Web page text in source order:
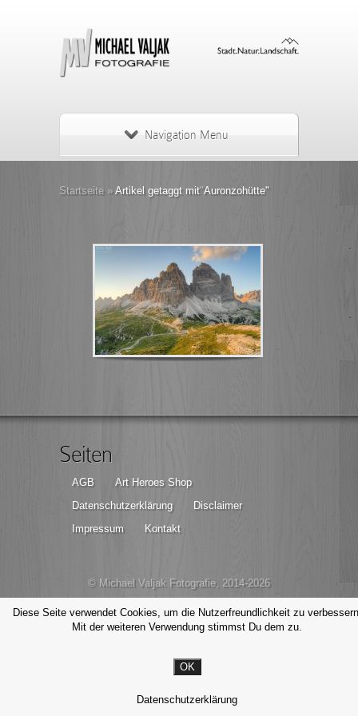
Navigation Menu
Startseite » Artikel getaggt mit"Auronzohütte"
Seiten
AGB
Art Heroes Shop
Datenschutzerklärung
Disclaimer
Impressum
Kontakt
© Michael Valjak Fotografie, 2014-2026
Diese Seite verwendet Cookies, um die Nutzerfreundlichkeit zu
Mit der weiteren Verwendung stimmst Du dem zu.
OK
Datenschutzerklärung